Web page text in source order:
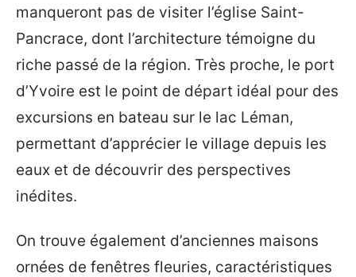
manqueront pas de visiter l’église Saint-
Pancrace, dont l’architecture témoigne du
riche passé de la région. Très proche, le port
d’Yvoire est le point de départ idéal pour des
excursions en bateau sur le lac Léman,
permettant d’apprécier le village depuis les
eaux et de découvrir des perspectives
inédites.
On trouve également d’anciennes maisons
ornées de fenêtres fleuries, caractéristiques